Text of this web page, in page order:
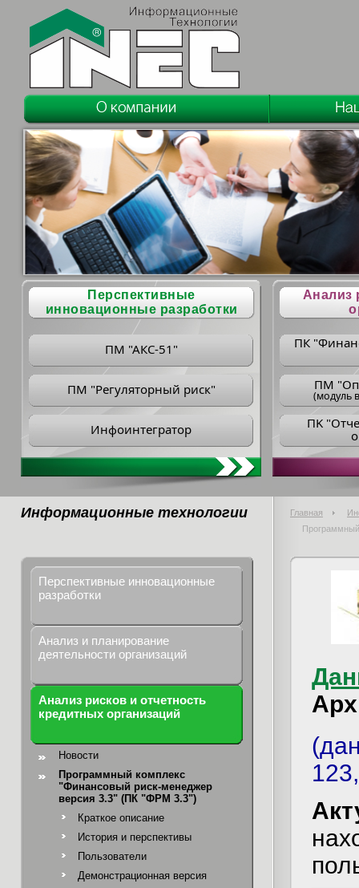
Перспективные
инновационные разработки
ПМ "АКС-51"
ПМ "Регуляторный риск"
Инфоинтегратор
Анализ
ПК
ПM
(модуль
ПK
Информационные технологии Главная
Перспективные инновационные
разработки
Анализ и планирование
деятельности организаций
Анализ рисков и отчетность
кредитных организаций
Новости
Программный комплекс
"Финансовый риск-менеджер
версия 3.3" (ПК "ФРМ 3.3")
Краткое описание
История и перспективы
Пользователи
Демонстрационная версия